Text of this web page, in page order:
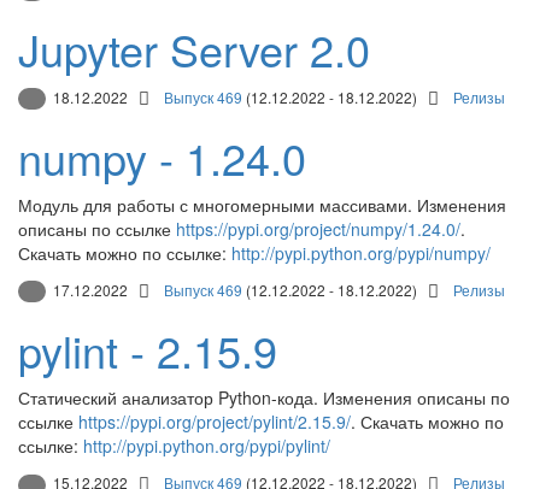
Jupyter Server 2.0
18.12.2022 Выпуск 469 (12.12.2022 - 18.12.2022) Релизы
numpy - 1.24.0
Модуль для работы с многомерными массивами. Изменения
описаны по ссылке https://pypi.org/project/numpy/1.24.0/.
Скачать можно по ссылке: http://pypi.python.org/pypi/numpy/
17.12.2022 Выпуск 469 (12.12.2022 - 18.12.2022) Релизы
pylint - 2.15.9
Статический анализатор Python-кода. Изменения описаны по
ссылке https://pypi.org/project/pylint/2.15.9/. Скачать можно по
ссылке: http://pypi.python.org/pypi/pylint/
15.12.2022 Выпуск 469 (12.12.2022 - 18.12.2022) Релизы